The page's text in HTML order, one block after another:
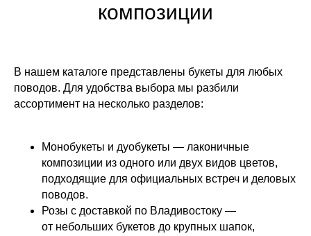
композиции
В нашем каталоге представлены букеты для любых
поводов. Для удобства выбора мы разбили
ассортимент на несколько разделов:
Монобукеты и дуобукеты — лаконичные
композиции из одного или двух видов цветов,
подходящие для официальных встреч и деловых
поводов.
Розы с доставкой по Владивостоку —
от небольших букетов до крупных шапок,